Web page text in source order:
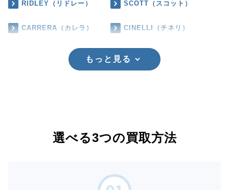
RIDLEY（リドレー） SCOTT（スコット）
CARRERA（カレラ） CINELLI（チネリ）
もっと見る
選べる3つの買取方法